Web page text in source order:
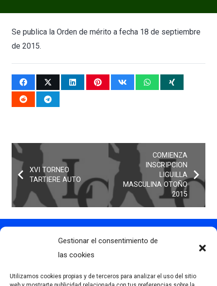
Gestionar el consentimiento de
las cookies
Utilizamos cookies propias y de terceros para analizar el uso del sitio
Se publica la Orden de mérito a fecha 18 de septiembre
de 2015.
XVI TORNEO
TARTIERE AUTO
COMIENZA
INSCRIPCION
LIGUILLA
MASCULINA OTOÑO
2015
Contacto
info@clubdegolflascaldas.com
681 163 108